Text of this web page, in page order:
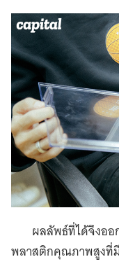
ผลลัพธ์ที่ได้จึงออ
พลาสติกคุณภาพสูงที่